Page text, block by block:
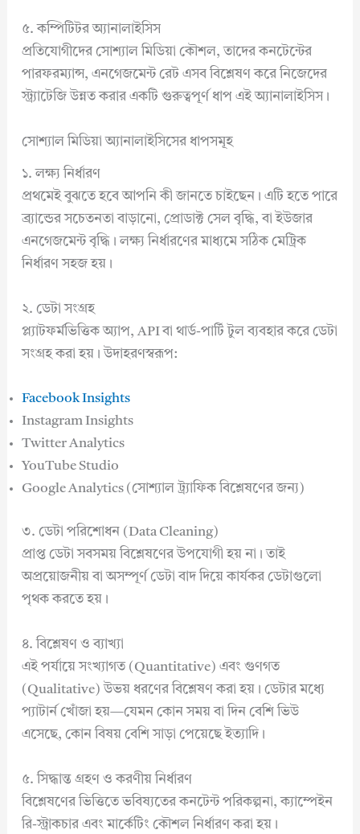
৫. কম্পিটিটর অ্যানালাইসিস
প্রতিযোগীদের সোশ্যাল মিডিয়া কৌশল, তাদের কনটেন্টের
পারফরম্যান্স, এনগেজমেন্ট রেট এসব বিশ্লেষণ করে নিজেদের
স্ট্র্যাটেজি উন্নত করার একটি গুরুত্বপূর্ণ ধাপ এই অ্যানালাইসিস।
সোশ্যাল মিডিয়া অ্যানালাইসিসের ধাপসমূহ
১. লক্ষ্য নির্ধারণ
প্রথমেই বুঝতে হবে আপনি কী জানতে চাইছেন। এটি হতে পারে
ব্র্যান্ডের সচেতনতা বাড়ানো, প্রোডাক্ট সেল বৃদ্ধি, বা ইউজার
এনগেজমেন্ট বৃদ্ধি। লক্ষ্য নির্ধারণের মাধ্যমে সঠিক মেট্রিক
নির্ধারণ সহজ হয়।
২. ডেটা সংগ্রহ
প্ল্যাটফর্মভিত্তিক অ্যাপ, API বা থার্ড-পার্টি টুল ব্যবহার করে ডেটা
সংগ্রহ করা হয়। উদাহরণস্বরূপ:
Facebook Insights
Instagram Insights
Twitter Analytics
YouTube Studio
Google Analytics (সোশ্যাল ট্র্যাফিক বিশ্লেষণের জন্য)
৩. ডেটা পরিশোধন (Data Cleaning)
প্রাপ্ত ডেটা সবসময় বিশ্লেষণের উপযোগী হয় না। তাই
অপ্রয়োজনীয় বা অসম্পূর্ণ ডেটা বাদ দিয়ে কার্যকর ডেটাগুলো
পৃথক করতে হয়।
৪. বিশ্লেষণ ও ব্যাখ্যা
এই পর্যায়ে সংখ্যাগত (Quantitative) এবং গুণগত
(Qualitative) উভয় ধরণের বিশ্লেষণ করা হয়। ডেটার মধ্যে
প্যাটার্ন খোঁজা হয়—যেমন কোন সময় বা দিন বেশি ভিউ
এসেছে, কোন বিষয় বেশি সাড়া পেয়েছে ইত্যাদি।
৫. সিদ্ধান্ত গ্রহণ ও করণীয় নির্ধারণ
বিশ্লেষণের ভিত্তিতে ভবিষ্যতের কনটেন্ট পরিকল্পনা, ক্যাম্পেইন
রি-স্ট্রাকচার এবং মার্কেটিং কৌশল নির্ধারণ করা হয়।